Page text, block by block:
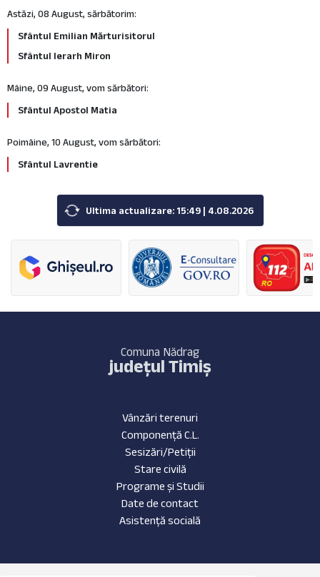
Astăzi, 08 August, sărbătorim:
Sfântul Emilian Mărturisitorul
Sfântul Ierarh Miron
Mâine, 09 August, vom sărbători:
Sfântul Apostol Matia
Poimâine, 10 August, vom sărbători:
Sfântul Lavrentie
Ultima actualizare: 15:49 | 4.08.2026
Comuna Nădrag
județul Timiș
Vânzări terenuri
Componență C.L.
Sesizări/Petiții
Stare civilă
Programe și Studii
Date de contact
Asistență socială